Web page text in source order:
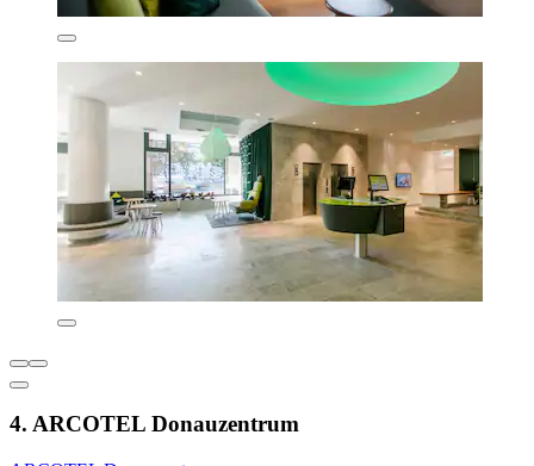
4. ARCOTEL Donauzentrum